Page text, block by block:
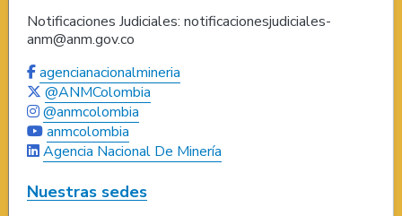
Notificaciones Judiciales: notificacionesjudiciales-
anm@anm.gov.co
agencianacionalmineria
@ANMColombia
@anmcolombia
anmcolombia
Agencia Nacional De Minería
Nuestras sedes